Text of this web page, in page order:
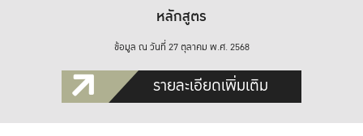
หลักสูตร
ข้อมูล ณ วันที่ 27 ตุลาคม พ.ศ. 2568
รายละเอียดเพิ่มเติม